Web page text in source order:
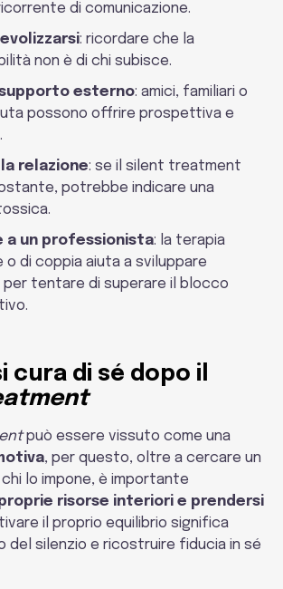
di comunicazione.
: ricordare che la
non è di chi subisce.
esterno: amici, familiari o
possono offrire prospettiva e
relazione: se il silent treatment
potrebbe indicare una
a un professionista: la terapia
o di coppia aiuta a sviluppare
tentare di superare il blocco
cura di sé dopo il
può essere vissuto come una
, per questo, oltre a cercare un
lo impone, è importante
risorse interiori e prendersi
il proprio equilibrio significa
del silenzio e ricostruire fiducia in sé